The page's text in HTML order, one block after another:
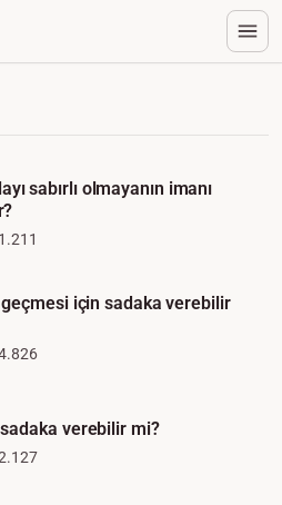
sabırlı olmayanın imanı
1.211
geçmesi için sadaka verebilir
verebilir mi?